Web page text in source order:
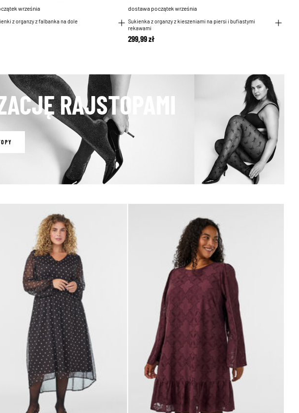
września
z organzy z falbanka na dole
dostawa początek września
Sukienka z organzy z kieszeniami na piersi i bufiastymi
rekawami
299,99 zł
RAJSTOPAMI